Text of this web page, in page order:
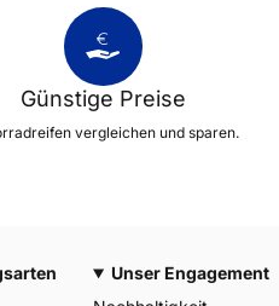
Günstige Preise
vergleichen und sparen.
Unser Engagement